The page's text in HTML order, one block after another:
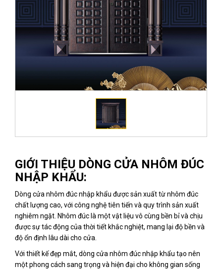
GIỚI THIỆU DÒNG CỬA NHÔM ĐÚC
NHẬP KHẨU:
Dòng cửa nhôm đúc nhập khẩu được sản xuất từ nhôm đúc
chất lượng cao, với công nghệ tiên tiến và quy trình sản xuất
nghiêm ngặt. Nhôm đúc là một vật liệu vô cùng bền bỉ và chịu
được sự tác động của thời tiết khắc nghiệt, mang lại độ bền và
độ ổn định lâu dài cho cửa.
Với thiết kế đẹp mắt, dòng cửa nhôm đúc nhập khẩu tạo nên
một phong cách sang trọng và hiện đại cho không gian sống